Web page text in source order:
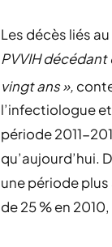
Les décès liés
PVVIH
vingt ans »,
l’infectiologue
période 2011-
qu’aujourd’hui.
une période
de 25 % en